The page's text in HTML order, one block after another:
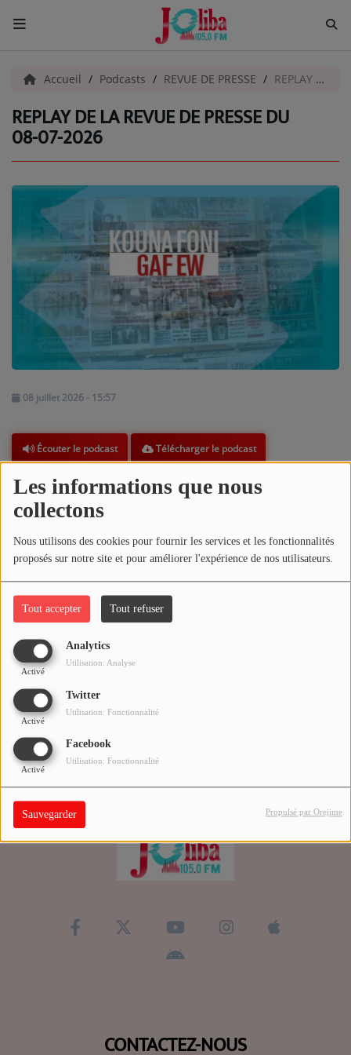
Les informations que nous
collectons
Nous utilisons des cookies pour fournir les services et les fonctionnalités
proposés sur notre site et pour améliorer l'expérience de nos utilisateurs.
Tout accepter Tout refuser
Analytics
Activé
Utilisation: Analyse
Twitter
Activé
Utilisation: Fonctionnalité
Facebook
Activé
Utilisation: Fonctionnalité
Sauvegarder Propulsé par Orejime
ACCUEIL
Pour Vous
ACTUALITÉS
EMISSIONS
EQUIPES
EVÈNEMENTS
Musique
TOP 10
ARTISTES
PLAYLIST
TITRES DIFFUSÉS
Médias
PHOTOS
PODCASTS
VIDÉOS
Joliba TV News / FM
NOTRE ACTU
JEUX CONCOURS
QUI SOMMES-NOUS ?
Contact
Se connecter
Accueil Podcasts REVUE DE PRESSE REPLAY DE LA REVUE DE PRESSE DU 08-07-2026
REPLAY DE LA REVUE DE PRESSE DU
08-07-2026
08 juillet 2026 - 15:57
Écouter le podcast Télécharger le podcast
REPLAY DE LA REVUE DE PRESSE DU 08-07-2026
Commentaires(0)
Connectez-vous pour commenter cet article
CONTACTEZ-NOUS